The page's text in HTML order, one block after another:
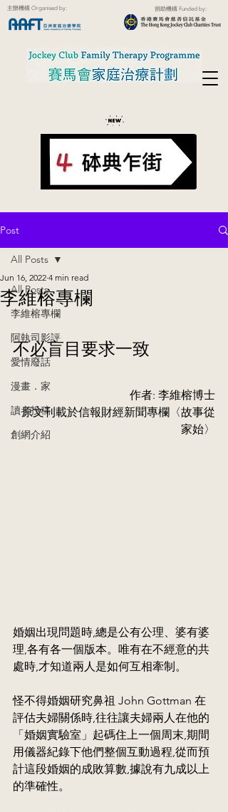
主辦機構 Organised by: 捐助機構 Funded by:
Post
All Posts
李維榕專欄
阿執司影評
愛情廢話
漫畫．家
讀者投稿
創網介紹
All Posts
李維榕專欄
Jun 16, 2022 4 min read
不必盲目要求一致
作者: 李維榕博士
原文刊載於信報財經新聞專欄〈故事從
家始〉
婚姻出現問題時,總是公有公理、婆有婆
理,各有各一個版本。唯有在不經意的共
處時,才知道兩人是如何互相牽制。
怪不得婚姻研究鼻祖 John Gottman 在
評估夫婦關係時,往往讓夫婦兩人在他的
「婚姻實驗室」起碼住上一個周末,期間
用儀器紀錄下他們整個互動過程,從而預
計這段婚姻的成敗算數,據說有九成以上
的準確性。